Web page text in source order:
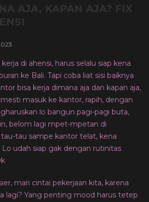
AJA, KAPAN AJA? FIX
di ahensi, harus selalu siap kena
ke Bali. Tapi coba liat sisi baiknya
bisa kerja dimana aja dan kapan aja,
masuk ke kantor, rapih, dengan
lo bangun pagi-pagi buta,
belom lagi mpet-mpetan di
tau sampe kantor telat, kena
udah siap gak dengan rutinitas
mari cintai pekerjaan kita, karena
lagi? Yang penting mood harus tetep